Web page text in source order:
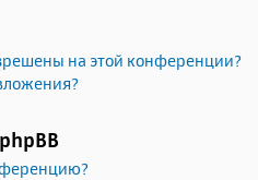
на этой конференции?